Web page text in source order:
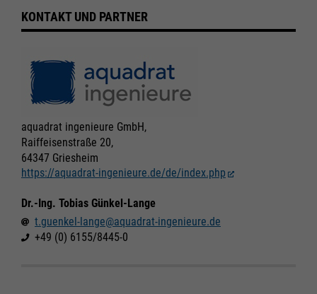
KONTAKT UND PARTNER
aquadrat ingenieure GmbH,
Raiffeisenstraße 20,
64347 Griesheim
https://aquadrat-ingenieure.de/de/index.php
Dr.-Ing. Tobias Günkel-Lange
t.guenkel-lange@aquadrat-ingenieure.de
+49 (0) 6155/8445-0